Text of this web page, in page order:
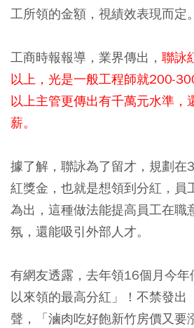
工所領的金額，視績效表現而定。
工商時報報導，業界傳出， 聯詠
以上，光是一般工程師就200-
以上主管更傳出有千萬元水準，
薪。
據了解，聯詠為了留才，規劃
紅獎金，也就是想領到分紅，員
為出，這種做法能提高員工在職
氛，還能吸引外部人才。
有網友透露，去年領16個月今
以來領的最高分紅」！不禁發出
聲，「滷肉吃好飽新竹房價又要